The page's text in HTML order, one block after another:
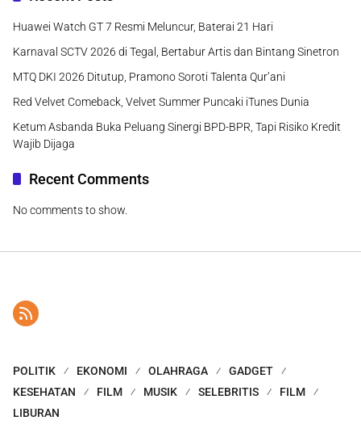
Huawei Watch GT 7 Resmi Meluncur, Baterai 21 Hari
Karnaval SCTV 2026 di Tegal, Bertabur Artis dan Bintang Sinetron
MTQ DKI 2026 Ditutup, Pramono Soroti Talenta Qur’ani
Red Velvet Comeback, Velvet Summer Puncaki iTunes Dunia
Ketum Asbanda Buka Peluang Sinergi BPD-BPR, Tapi Risiko Kredit
Wajib Dijaga
Recent Comments
No comments to show.
POLITIK EKONOMI OLAHRAGA
GADGET
KESEHATAN
FILM MUSIK SELEBRITIS
FILM
LIBURAN